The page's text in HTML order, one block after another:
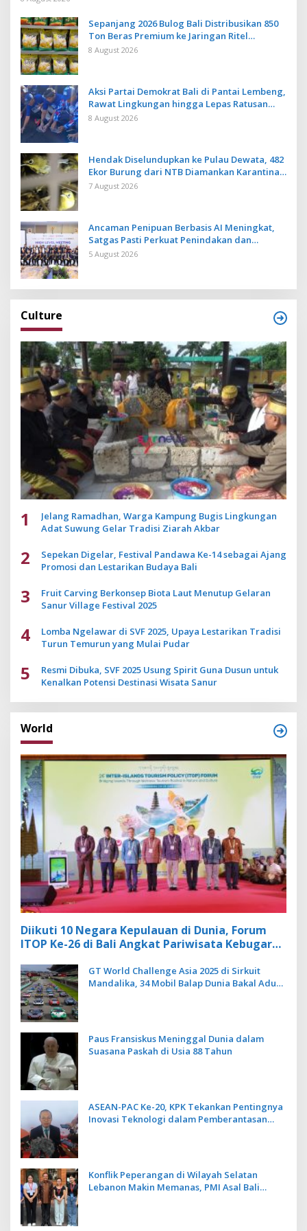
Sepanjang 2026 Bulog Bali Distribusikan 850
Ton Beras Premium ke Jaringan Ritel
Moderen
8 August 2026
Aksi Partai Demokrat Bali di Pantai Lembeng,
Rawat Lingkungan hingga Lepas Ratusan
Tukik Bedawang Nala
8 August 2026
Hendak Diselundupkan ke Pulau Dewata, 482
Ekor Burung dari NTB Diamankan Karantina
Bali
7 August 2026
Ancaman Penipuan Berbasis AI Meningkat,
Satgas Pasti Perkuat Penindakan dan
Pengembangan Aplikasi Anti Penipuan
5 August 2026
Culture
1
Jelang Ramadhan, Warga Kampung Bugis Lingkungan
Adat Suwung Gelar Tradisi Ziarah Akbar
2
Sepekan Digelar, Festival Pandawa Ke-14 sebagai Ajang
Promosi dan Lestarikan Budaya Bali
3
Fruit Carving Berkonsep Biota Laut Menutup Gelaran
Sanur Village Festival 2025
4
Lomba Ngelawar di SVF 2025, Upaya Lestarikan Tradisi
Turun Temurun yang Mulai Pudar
5
Resmi Dibuka, SVF 2025 Usung Spirit Guna Dusun untuk
Kenalkan Potensi Destinasi Wisata Sanur
World
Diikuti 10 Negara Kepulauan di Dunia, Forum
ITOP Ke-26 di Bali Angkat Pariwisata Kebugaran
GT World Challenge Asia 2025 di Sirkuit
Mandalika, 34 Mobil Balap Dunia Bakal Adu
Paus Fransiskus Meninggal Dunia dalam
Suasana Paskah di Usia 88 Tahun
ASEAN-PAC Ke-20, KPK Tekankan Pentingnya
Inovasi Teknologi dalam Pemberantasan
Konflik Peperangan di Wilayah Selatan
Lebanon Makin Memanas, PMI Asal Bali